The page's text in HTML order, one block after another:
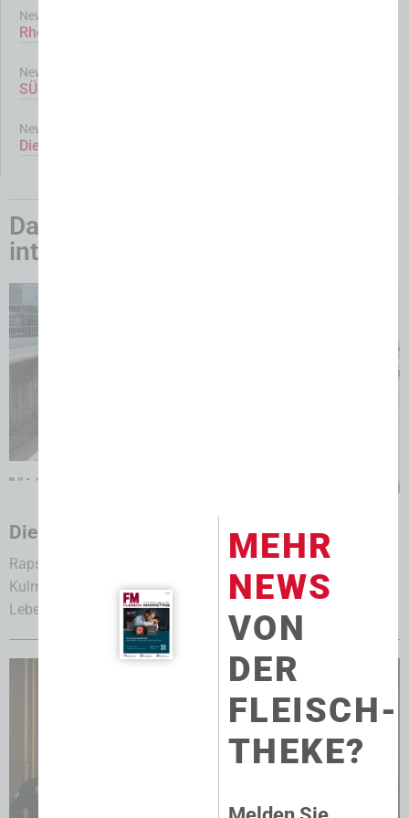
News
Rhöner Metzger sind gewappnet
News
SÜFFA 2026: Team Cup & mehr
News
Die Lebensmittelzukunft innovativ gestalten
Das könnte Sie auch
interessieren:
Die Lebensmittelzukunft innovativ gestalten
Raps Innovation Days 2026: Zweitägige Veranstaltung in
Kulmbach brachte internationale Partner der
Lebensmittelindustrie zusammen....
MEHR
NEWS
VON
DER
FLEISCH-
THEKE?